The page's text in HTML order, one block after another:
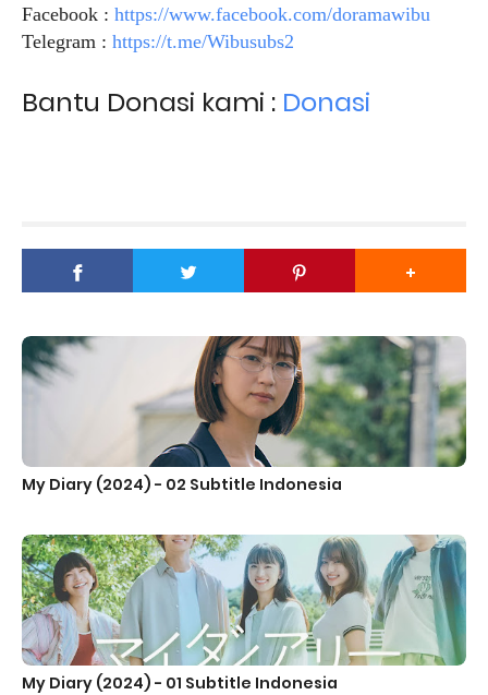
Facebook : https://www.facebook.com/doramawibu
Telegram : https://t.me/Wibusubs2
Bantu Donasi kami : Donasi
My Diary (2024) - 02 Subtitle Indonesia
My Diary (2024) - 01 Subtitle Indonesia